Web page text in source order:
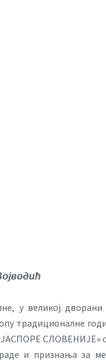
у великој
традиционалне
СЛОВЕНИЈЕ»
и признања за